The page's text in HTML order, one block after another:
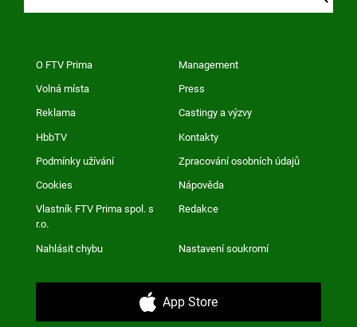
O FTV Prima Management
Volná místa Press
Reklama Castingy a výzvy
HbbTV Kontakty
Podmínky užívání Zpracování osobních údajů
Cookies Nápověda
Vlastník FTV Prima spol. s
r.o.
Redakce
Nahlásit chybu Nastavení soukromí
App Store